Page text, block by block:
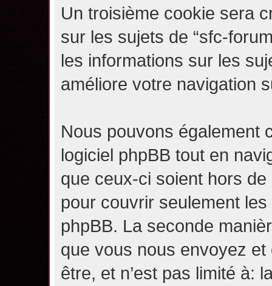
Un troisième cookie sera
sur les sujets de “sfc-
les informations sur les
améliore votre navigation
Nous pouvons également
logiciel phpBB tout en
que ceux-ci soient hors
pour couvrir seulement
phpBB. La seconde
que vous nous envoyez
être, et n’est pas limité à: